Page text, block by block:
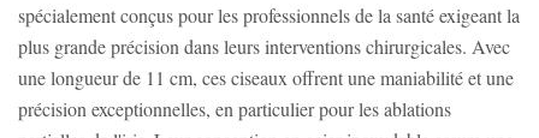
spécialement conçus pour les professionnels de la santé exigeant la
plus grande précision dans leurs interventions chirurgicales. Avec
une longueur de 11 cm, ces ciseaux offrent une maniabilité et une
précision exceptionnelles, en particulier pour les ablations